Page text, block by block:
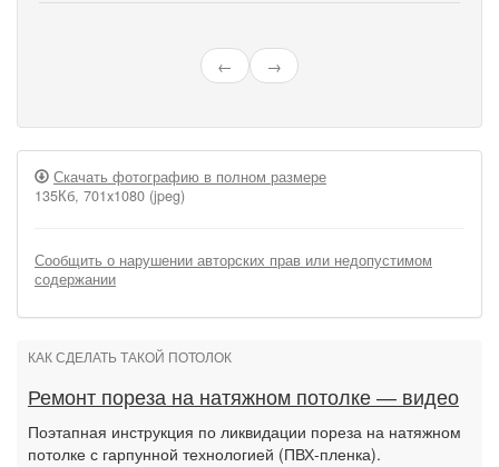
← →
Скачать фотографию в полном размере
135Кб, 701x1080 (jpeg)
Сообщить о нарушении авторских прав или недопустимом
содержании
КАК СДЕЛАТЬ ТАКОЙ ПОТОЛОК
Ремонт пореза на натяжном потолке — видео
Поэтапная инструкция по ликвидации пореза на натяжном
потолке с гарпунной технологией (ПВХ-пленка).